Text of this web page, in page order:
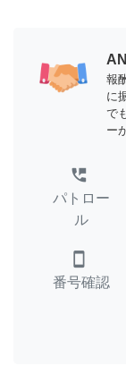
報
に
で
ー
perm_phone_msg
パトロー
ル
smartphone
番号確認